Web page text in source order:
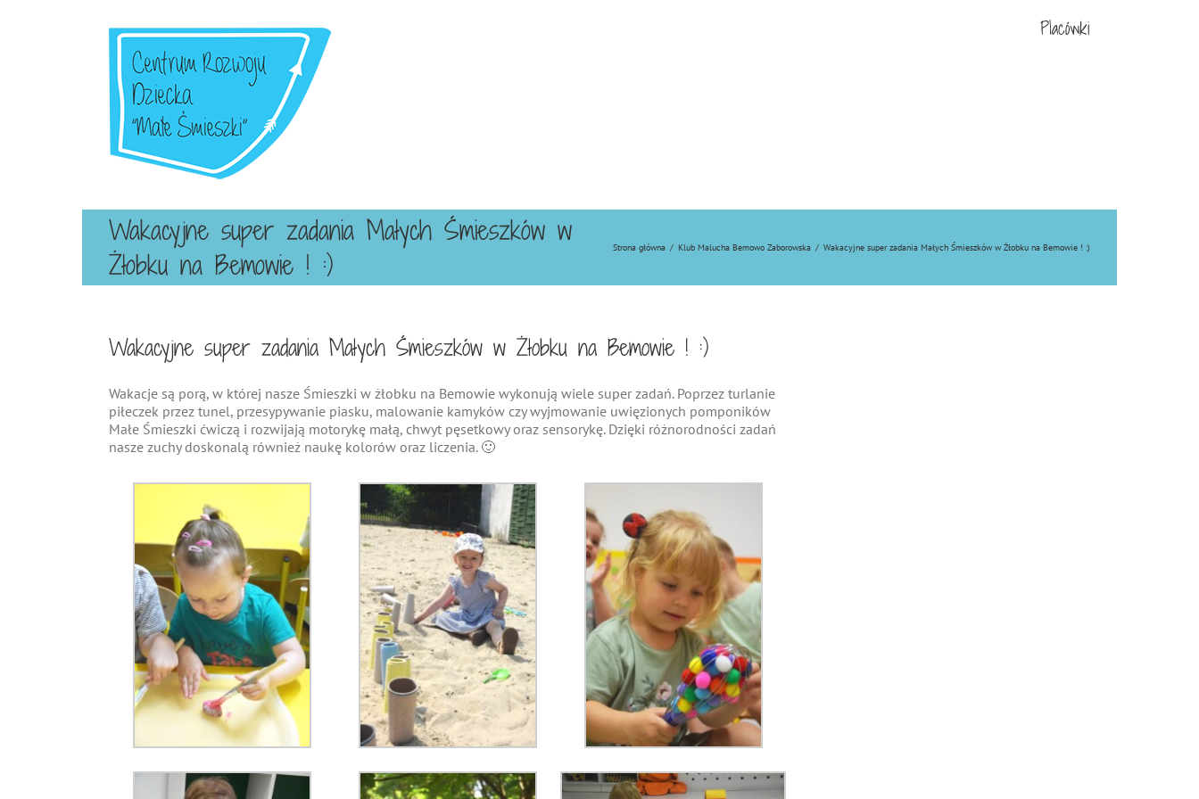
Placówki
Wakacyjne super zadania Małych Śmieszków w
Żłobku na Bemowie ! :)
Strona główna / Klub Malucha Bemowo Zaborowska / Wakacyjne super zadania Małych Śmieszków w Żłobku na Bemowie ! :)
Wakacyjne super zadania Małych Śmieszków w Żłobku na Bemowie ! :)
Wakacje są porą, w której nasze Śmieszki w żłobku na Bemowie wykonują wiele super zadań. Poprzez turlanie
piłeczek przez tunel, przesypywanie piasku, malowanie kamyków czy wyjmowanie uwięzionych pomponików
Małe Śmieszki ćwiczą i rozwijają motorykę małą, chwyt pęsetkowy oraz sensorykę. Dzięki różnorodności zadań
nasze zuchy doskonalą również naukę kolorów oraz liczenia. 🙂